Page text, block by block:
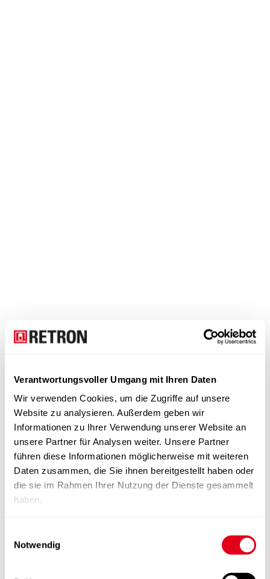
Verantwortungsvoller Umgang mit Ihren Daten
Wir verwenden Cookies, um die Zugriffe auf unsere
Website zu analysieren. Außerdem geben wir
Informationen zu Ihrer Verwendung unserer Website an
unsere Partner für Analysen weiter. Unsere Partner
führen diese Informationen möglicherweise mit weiteren
Daten zusammen, die Sie ihnen bereitgestellt haben oder
die sie im Rahmen Ihrer Nutzung der Dienste gesammelt
haben.
Notwendig